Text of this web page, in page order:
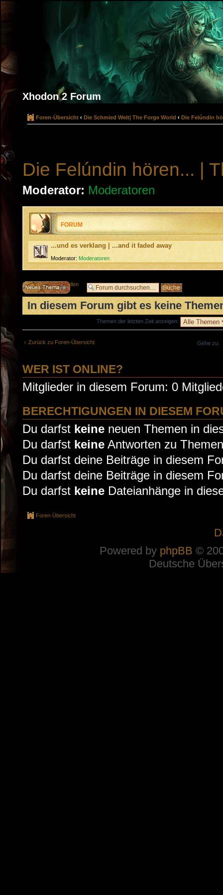
Xhodon 2 Forum
Foren-Übersicht ‹ Die Schmied Welt| The Forge World ‹ Die Felúndin
Die Felúndin hören... |
Moderator: Moderatoren
FORUM
...und es verklang | ...and it faded away
Moderator: Moderatoren
Neues Thema erstellen
In diesem Forum gibt es keine
Themen der letzten Zeit anzeigen:
Zurück zu Foren-Übersicht Gehe zu:
WER IST ONLINE?
Mitglieder in diesem Forum: 0
BERECHTIGUNGEN IN DIESEM
Du darfst keine neuen Themen in
Du darfst keine Antworten zu
Du darfst deine Beiträge in diesem
Du darfst deine Beiträge in diesem
Du darfst keine Dateianhänge in
Foren-Übersicht
Powered by phpBB ©
Deutsche